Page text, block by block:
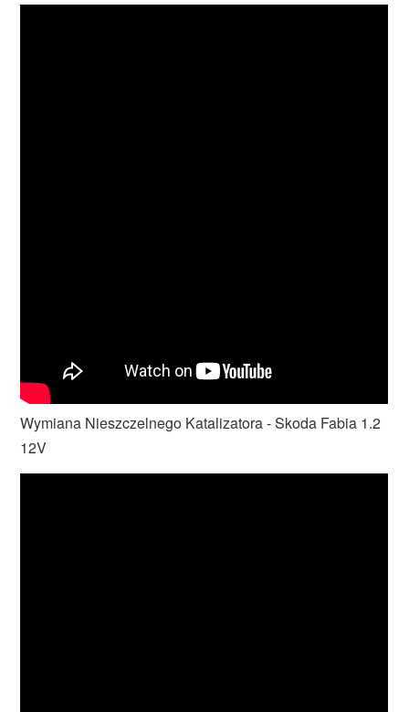
Wymiana Nieszczelnego Katalizatora - Skoda Fabia 1.2
12V